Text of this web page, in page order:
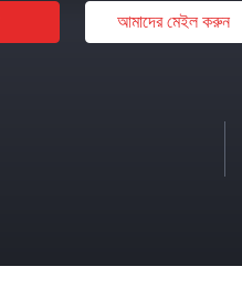
আমাদের মেইল ​​করুন